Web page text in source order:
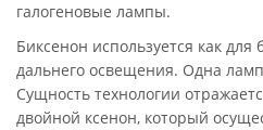
галогеновые лампы.
Биксенон используется как для
дальнего освещения. Одна
Сущность технологии
двойной ксенон, который